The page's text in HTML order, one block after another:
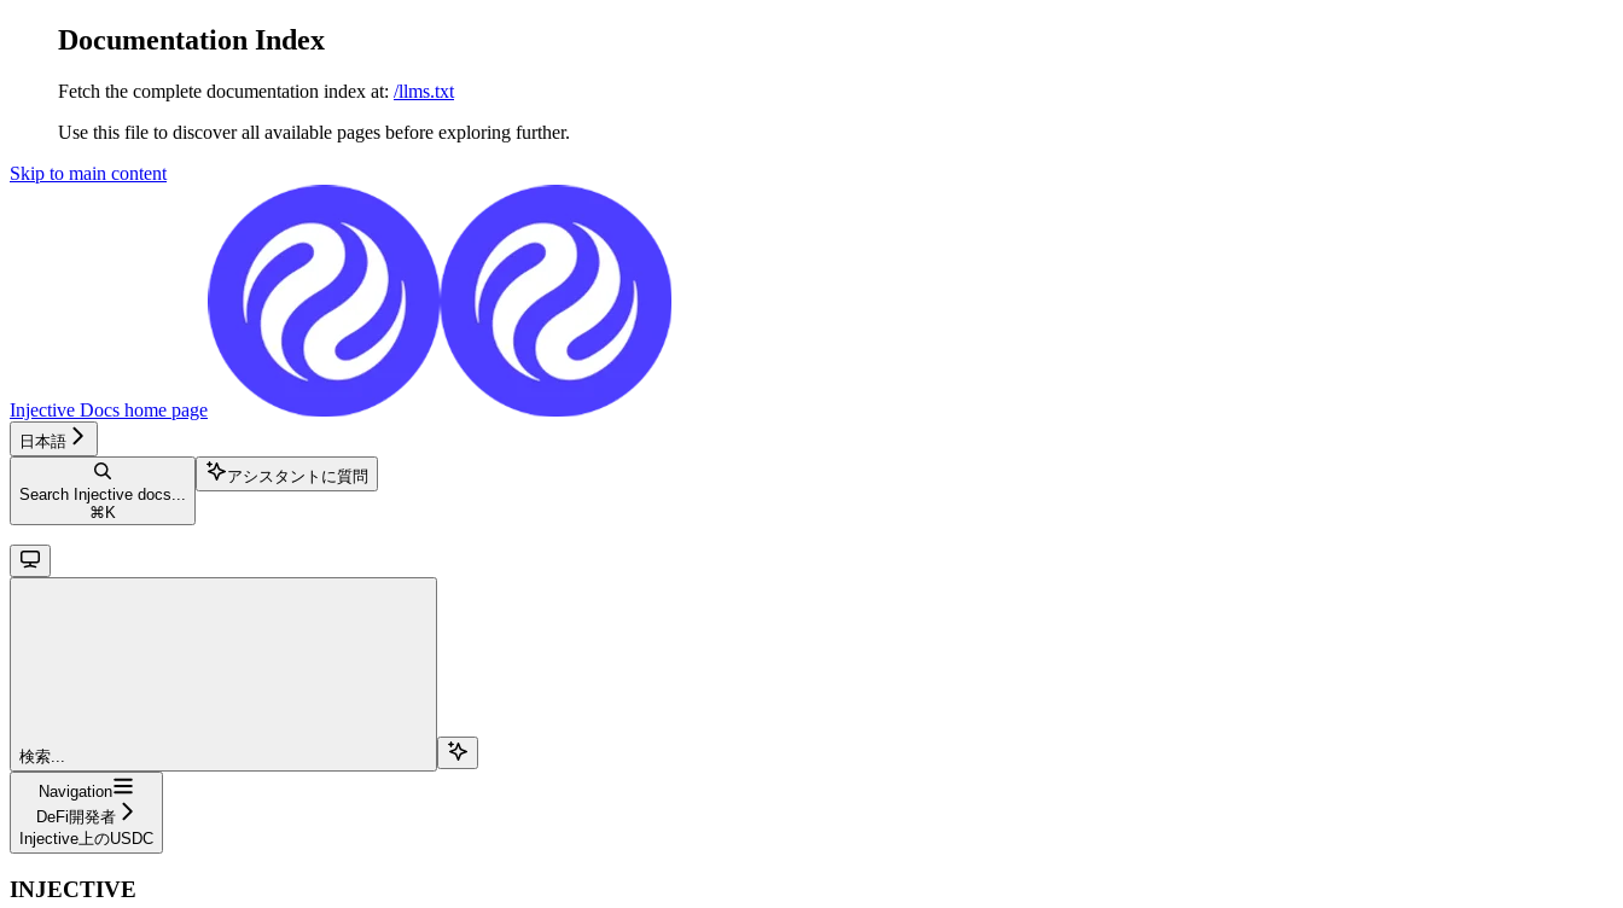
Documentation Index
Fetch the complete documentation index at: /llms.txt
Use this file to discover all available pages before exploring further.
Skip to main content
Injective Docs home page
日本語
Search Injective docs...
⌘ K
アシスタントに質問
検索...
Navigation
DeFi開発者
Injective上のUSDC
INJECTIVE